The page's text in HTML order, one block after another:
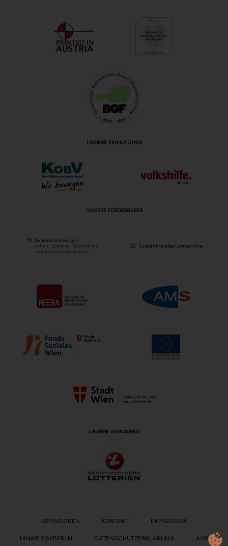
UNSERE EIGENTÜMER
UNSERE FÖRDERGEBER
UNSERE SPONSOREN
METANAVIGATION
SPONSOREN KONTAKT IMPRESSUM
HINWEISGEBER:IN DATENSCHUTZERKLÄRUNG AGB